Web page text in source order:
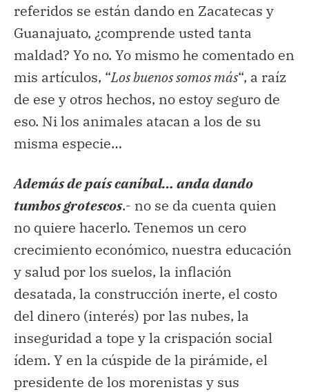
referidos se están dando en Zacatecas y
Guanajuato, ¿comprende usted tanta
maldad? Yo no. Yo mismo he comentado en
mis artículos, “Los buenos somos más“, a raíz
de ese y otros hechos, no estoy seguro de
eso. Ni los animales atacan a los de su
misma especie…
Además de país caníbal… anda dando
tumbos grotescos.- no se da cuenta quien
no quiere hacerlo. Tenemos un cero
crecimiento económico, nuestra educación
y salud por los suelos, la inflación
desatada, la construcción inerte, el costo
del dinero (interés) por las nubes, la
inseguridad a tope y la crispación social
ídem. Y en la cúspide de la pirámide, el
presidente de los morenistas y sus